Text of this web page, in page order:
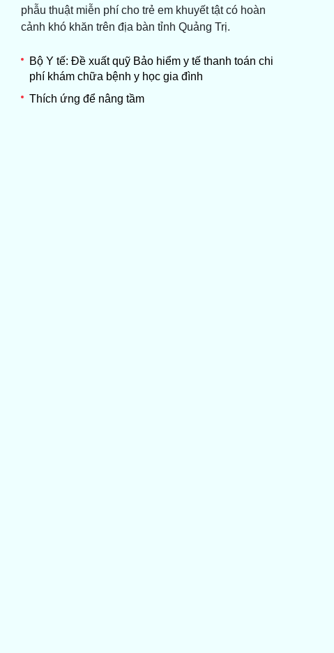
phẫu thuật miễn phí cho trẻ em khuyết tật có hoàn
cảnh khó khăn trên địa bàn tỉnh Quảng Trị.
Bộ Y tế: Đề xuất quỹ Bảo hiểm y tế thanh toán chi
phí khám chữa bệnh y học gia đình
Thích ứng để nâng tầm